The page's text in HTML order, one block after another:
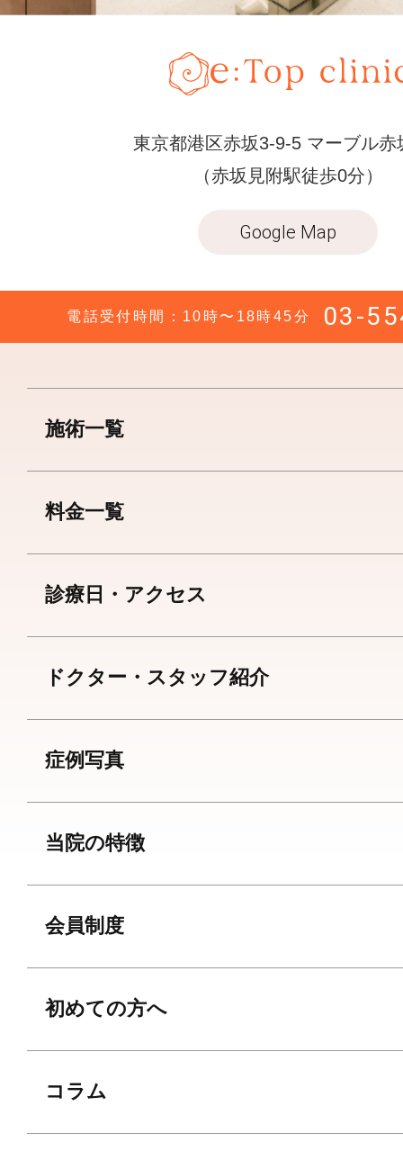
東京都港区赤坂3-9-5 マーブル赤
（赤坂見附駅徒歩0分）
Google Map
電話受付時間：10時〜18時45分 03-
施術一覧
料金一覧
診療日・アクセス
ドクター・スタッフ紹介
症例写真
当院の特徴
会員制度
初めての方へ
コラム